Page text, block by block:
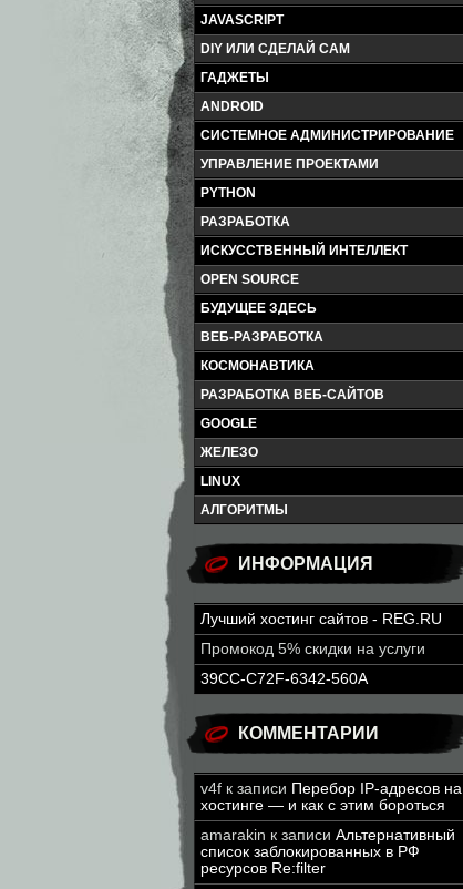
JAVASCRIPT
DIY ИЛИ СДЕЛАЙ САМ
ГАДЖЕТЫ
ANDROID
СИСТЕМНОЕ АДМИНИСТРИРОВАНИЕ
УПРАВЛЕНИЕ ПРОЕКТАМИ
PYTHON
РАЗРАБОТКА
ИСКУССТВЕННЫЙ ИНТЕЛЛЕКТ
OPEN SOURCE
БУДУЩЕЕ ЗДЕСЬ
ВЕБ-РАЗРАБОТКА
КОСМОНАВТИКА
РАЗРАБОТКА ВЕБ-САЙТОВ
GOOGLE
ЖЕЛЕЗО
LINUX
АЛГОРИТМЫ
ИНФОРМАЦИЯ
Лучший хостинг сайтов - REG.RU
Промокод 5% скидки на услуги
39CC-C72F-6342-560A
КОММЕНТАРИИ
v4f к записи Перебор IP-адресов на
хостинге — и как с этим бороться
amarakin к записи Альтернативный
список заблокированных в РФ
ресурсов Re:filter